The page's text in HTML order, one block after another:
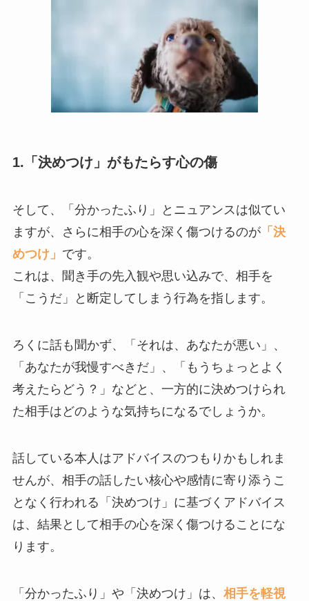
1.「決めつけ」がもたらす心の傷
そして、「分かったふり」とニュアンスは似てい
ますが、さらに相手の心を深く傷つけるのが「決
めつけ」 です。
これは、聞き手の先入観や思い込みで、相手を
「こうだ」と断定してしまう行為を指します。
ろくに話も聞かず、「それは、あなたが悪い」、
「あなたが我慢すべきだ」、「もうちょっとよく
考えたらどう？」などと、一方的に決めつけられ
た相手はどのような気持ちになるでしょうか。
話している本人はアドバイスのつもりかもしれま
せんが、相手の話したい核心や感情に寄り添うこ
となく行われる「決めつけ」に基づくアドバイス
は、結果として相手の心を深く傷つけることにな
ります。
「分かったふり」や「決めつけ」は、 相手を軽視